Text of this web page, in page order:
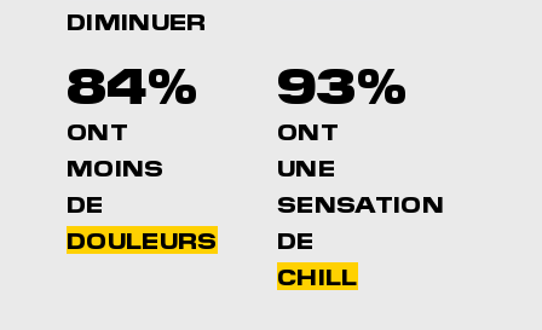
DIMINUER
84%
ONT
MOINS
DE
DOULEURS
93%
ONT
UNE
SENSATION
DE
CHILL